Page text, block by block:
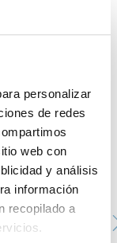
personalizar
de redes
web con
y análisis
información
recopilado a